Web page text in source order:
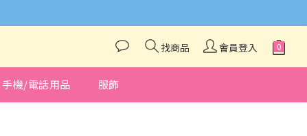
們聯絡❤️
找商品 會員登入
手機/電話用品 服飾